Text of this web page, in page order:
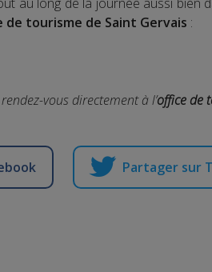
de tourisme de Saint Gervais :
vous directement à l’office de
Partager sur